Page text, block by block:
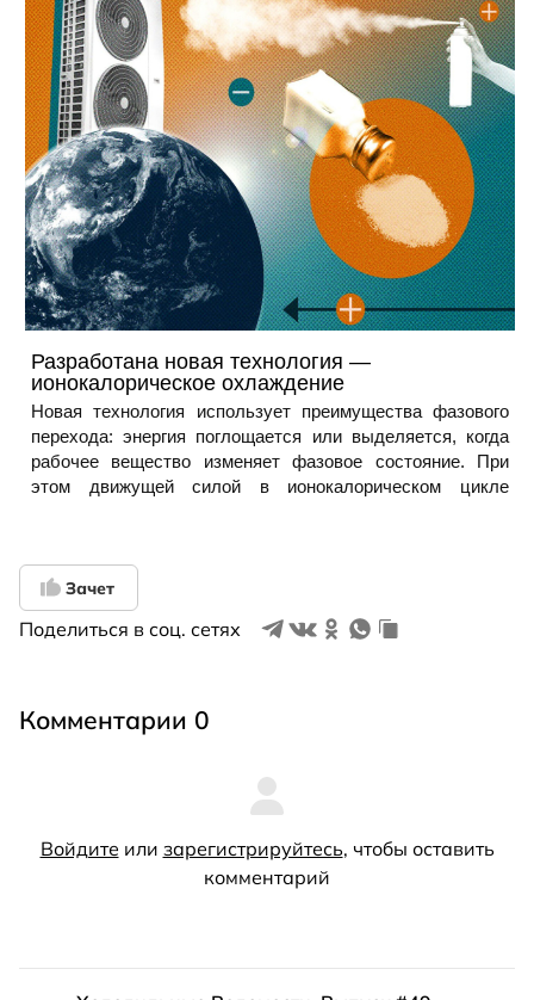
Зачет
Поделиться в соц. сетях
Комментарии 0
Войдите или зарегистрируйтесь, чтобы оставить
комментарий